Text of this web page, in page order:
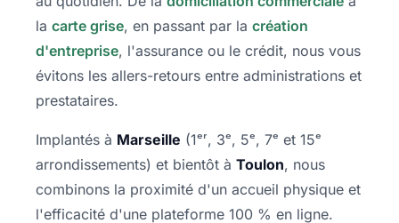
la carte grise, en passant par la création
d'entreprise, l'assurance ou le crédit, nous vous
évitons les allers-retours entre administrations et
prestataires.
Implantés à Marseille (1ᵉʳ, 3ᵉ, 5ᵉ, 7ᵉ et 15ᵉ
arrondissements) et bientôt à Toulon, nous
combinons la proximité d'un accueil physique et
l'efficacité d'une plateforme 100 % en ligne.